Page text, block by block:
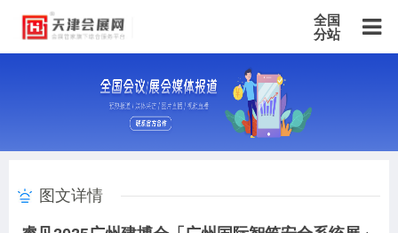
全国
分站
主站
广东站 重庆站 天津站 江苏站
河南站 河北站
甘肃站
新疆站
四川站
图文详情